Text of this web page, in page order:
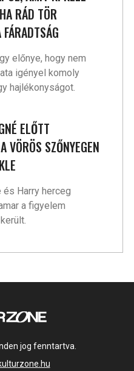
RÁD TÖR
előnye, hogy nem
igényel komoly
hajlékonyságot.
ELŐTT
VÖRÖS SZŐNYEGEN
és Harry herceg
a figyelem
jog fenntartva.